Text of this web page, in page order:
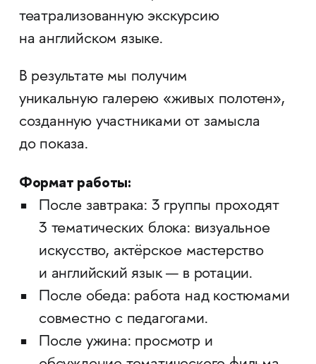
театрализованную экскурсию
на английском языке.
В результате мы получим
уникальную галерею «живых полотен»,
созданную участниками от замысла
до показа.
Формат работы:
После завтрака: 3 группы проходят
3 тематических блока: визуальное
искусство, актёрское мастерство
и английский язык — в ротации.
После обеда: работа над костюмами
совместно с педагогами.
После ужина: просмотр и